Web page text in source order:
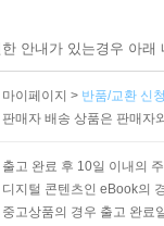
안내가 있는경우 아
마이페이지 > 반품/교환 신
판매자 배송 상품은 판매자
출고 완료 후 10일 이내의
디지털 콘텐츠인 eBook의
중고상품의 경우 출고 완료